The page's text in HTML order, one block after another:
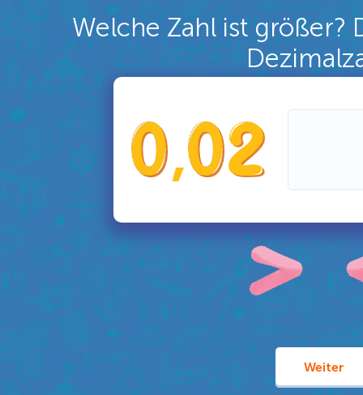
Welche Zahl ist größer?
,